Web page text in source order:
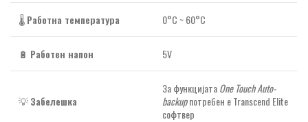
🌡️Работна температура 0°C ~ 60°C
🔋 Работен напон 5V
💡Забелешка
За функцијатаOne Touch Auto-
backupпотребен е Transcend Elite
софтвер